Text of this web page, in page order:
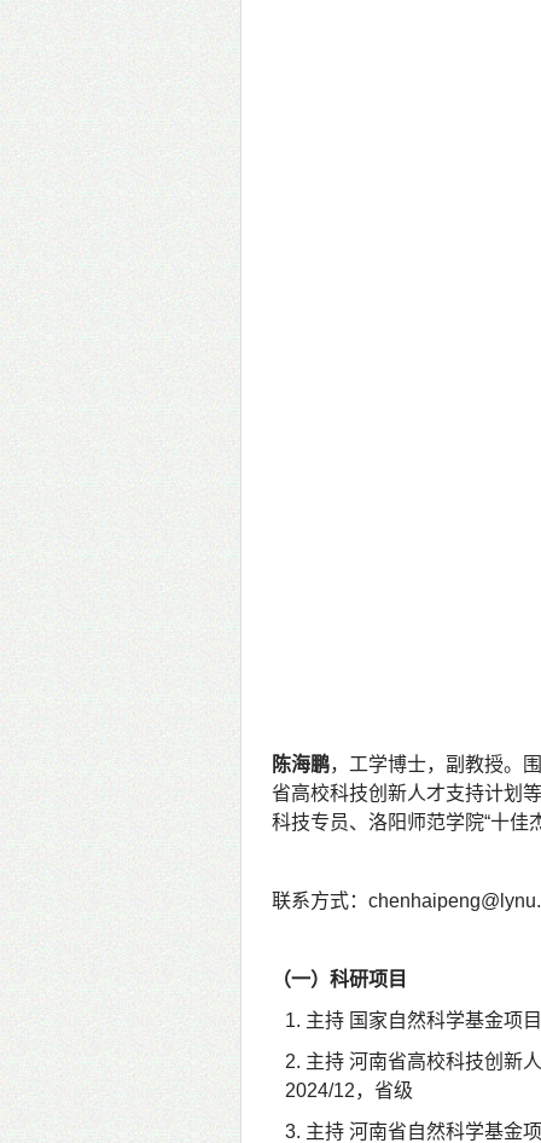
陈海鹏，工学博士，副教授。
省高校科技创新人才支持计划
科技专员、洛阳师范学院“十佳
联系方式：
（一）科研项目
1. 主持 国家自然科学基金项
2. 主持 河南省高校科技创新
2024/12，省级
3. 主持 河南省自然科学基金